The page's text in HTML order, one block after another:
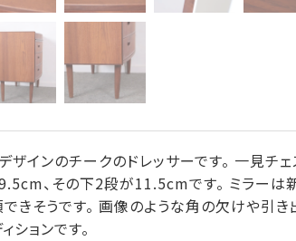
インのチークのドレッサーです。 一見チ
、その下2段が11.5cmです。 ミラー
きそうです。 画像のような角の欠けや引
ションです。